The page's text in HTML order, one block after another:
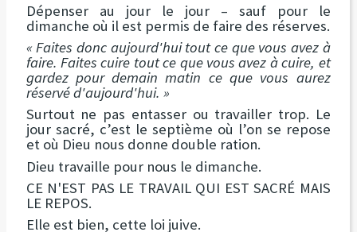
Dépenser au jour le jour – sauf pour le
dimanche où il est permis de faire des réserves.
« Faites donc aujourd'hui tout ce que vous avez à
faire. Faites cuire tout ce que vous avez à cuire, et
gardez pour demain matin ce que vous aurez
réservé d'aujourd'hui. »
Surtout ne pas entasser ou travailler trop. Le
jour sacré, c’est le septième où l’on se repose
et où Dieu nous donne double ration.
Dieu travaille pour nous le dimanche.
CE N'EST PAS LE TRAVAIL QUI EST SACRÉ MAIS
LE REPOS.
Elle est bien, cette loi juive.